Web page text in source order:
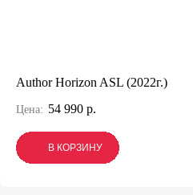
Author Horizon ASL (2022г.)
Цена: 54 990 р.
В КОРЗИНУ
В КОРЗИНУ
В КОРЗИНУ